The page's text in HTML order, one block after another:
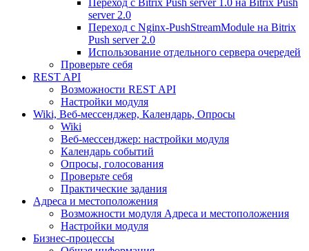
Переход с Bitrix Push server 1.0 на Bitrix Push
server 2.0
Переход с Nginx-PushStreamModule на Bitrix
Push server 2.0
Использование отдельного сервера очередей
Проверьте себя
REST API
Возможности REST API
Настройки модуля
Wiki, Веб-мессенджер, Календарь, Опросы
Wiki
Веб-мессенджер: настройки модуля
Календарь событий
Опросы, голосования
Проверьте себя
Практические задания
Адреса и местоположения
Возможности модуля Адреса и местоположения
Настройки модуля
Бизнес-процессы